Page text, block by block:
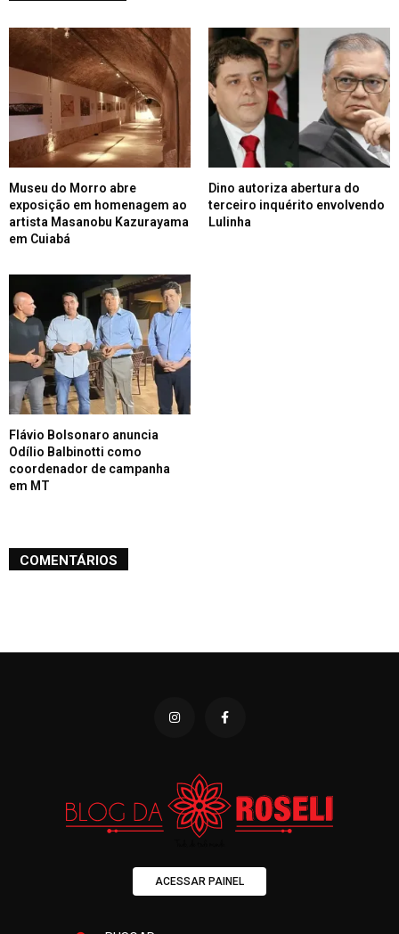
Museu do Morro abre
exposição em homenagem ao
artista Masanobu Kazurayama
em Cuiabá
Dino autoriza abertura do
terceiro inquérito envolvendo
Lulinha
Flávio Bolsonaro anuncia
Odílio Balbinotti como
coordenador de campanha
em MT
COMENTÁRIOS
ACESSAR PAINEL